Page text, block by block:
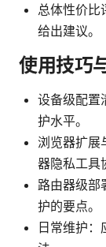
总体性价比
给出建议。
使用技巧
设备级配置
护水平。
浏览器扩展
器隐私工具
路由器级部
护的要点。
日常维护：